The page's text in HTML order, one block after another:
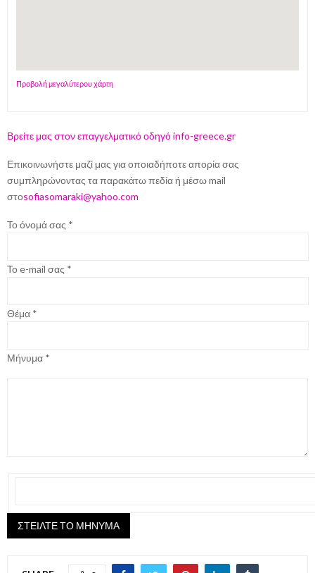
Προβολή μεγαλύτερου χάρτη
Βρείτε μας στον επαγγελματικό οδηγό info-greece.gr
Επικοινωνήστε μαζί μας για οποιαδήποτε απορία σας
συμπληρώνοντας τα παρακάτω πεδία ή μέσω mail
στοsofiasomaraki@yahoo.com
Το όνομά σας *
Το e-mail σας *
Θέμα *
Μήνυμα *